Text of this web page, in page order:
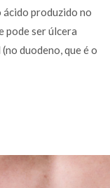
ácido produzido no
pode ser úlcera
duodeno, que é o